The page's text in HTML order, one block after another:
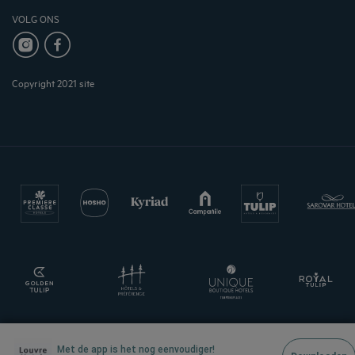
VOLG ONS
Copyright 2021 site
Met de app is het nog eenvoudiger!